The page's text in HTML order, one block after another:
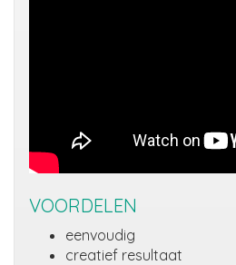
VOORDELEN
eenvoudig
creatief resultaat